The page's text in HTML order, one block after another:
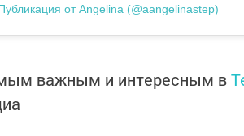
от Angelina (@aangelinastep)
важным и интересным в